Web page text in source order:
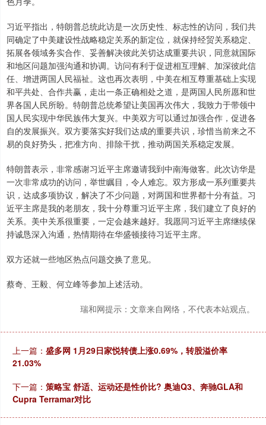
习近平指出，特朗普总统此访是一次历史性、标志性的访问，我们共
同确定了中美建设性战略稳定关系的新定位，就保持经贸关系稳定、
拓展各领域务实合作、妥善解决彼此关切达成重要共识，同意就国际
和地区问题加强沟通和协调。访问有利于促进相互理解、加深彼此信
任、增进两国人民福祉。这也再次表明，中美在相互尊重基础上实现
和平共处、合作共赢，走出一条正确相处之道，是两国人民所愿和世
界各国人民所盼。特朗普总统希望让美国再次伟大，我致力于带领中
国人民实现中华民族伟大复兴。中美双方可以通过加强合作，促进各
自的发展振兴。双方要落实好我们达成的重要共识，珍惜当前来之不
易的良好势头，把准方向、排除干扰，推动两国关系稳定发展。
特朗普表示，非常感谢习近平主席邀请我到中南海做客。此次访华是
一次非常成功的访问，举世瞩目，令人难忘。双方形成一系列重要共
识，达成多项协议，解决了不少问题，对两国和世界都十分有益。习
近平主席是我的老朋友，我十分尊重习近平主席，我们建立了良好的
关系。美中关系很重要，一定会越来越好。我愿同习近平主席继续保
持诚恳深入沟通，热情期待在华盛顿接待习近平主席。
双方还就一些地区热点问题交换了意见。
蔡奇、王毅、何立峰等参加上述活动。
瑞和网提示：文章来自网络，不代表本站观点。
上一篇： 盛多网 1月29日家悦转债上涨0.69%，转股溢价率
21.03%
下一篇： 策略宝 舒适、运动还是性价比? 奥迪Q3、奔驰GLA和
Cupra Terramar对比